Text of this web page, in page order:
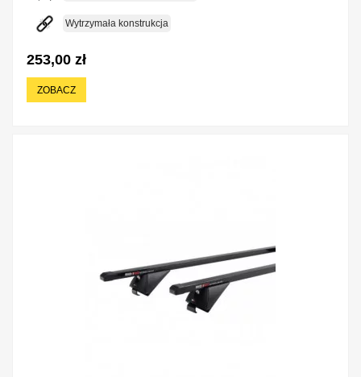
Wytrzymała konstrukcja
253,00 zł
ZOBACZ